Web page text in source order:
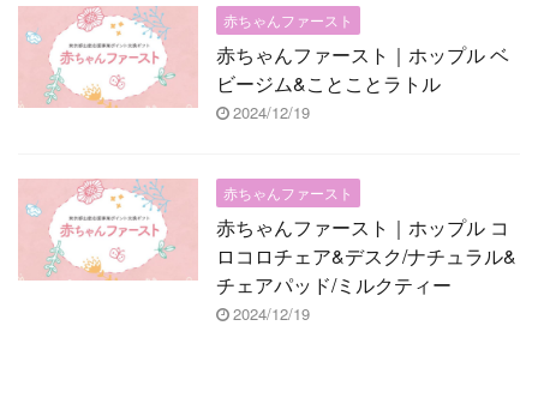
赤ちゃんファースト
赤ちゃんファースト｜ホップル ベ
ビージム&ことことラトル
2024/12/19
赤ちゃんファースト
赤ちゃんファースト｜ホップル コ
ロコロチェア&デスク/ナチュラル&
チェアパッド/ミルクティー
2024/12/19